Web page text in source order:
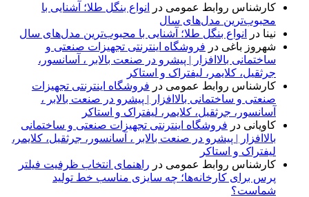
کارشناس روابط عمومی در
انواع بنگل طلا؛ آشنایی با
محبوب‌ترین مدل‌های سال
نینا در
انواع بنگل طلا؛ آشنایی با محبوب‌ترین مدل‌های سال
شهروز باغی در فروشگاه اینترنتی تجهیزات صنعتی و
ساختمانی بالاافزار | پیشرو در صنعت بالابر ، آسانسور،
جرثقیل، کلایمر، لیفتراک و استاکر
کارشناس روابط عمومی در فروشگاه اینترنتی تجهیزات
صنعتی و ساختمانی بالاافزار | پیشرو در صنعت بالابر ،
آسانسور، جرثقیل، کلایمر، لیفتراک و استاکر
کاویانی در فروشگاه اینترنتی تجهیزات صنعتی و ساختمانی
بالاافزار | پیشرو در صنعت بالابر ، آسانسور، جرثقیل، کلایمر،
لیفتراک و استاکر
کارشناس روابط عمومی در راهنمای انتخاب ظرفیت فیلتر
پرس برای کارخانه‌ها؛ چه سایزی مناسب خط تولید
شماست؟